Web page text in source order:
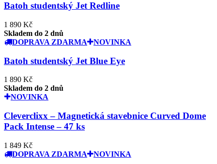
Batoh studentský Jet Redline
1 890 Kč
Skladem do 2 dnů
DOPRAVA ZDARMA
NOVINKA
Batoh studentský Jet Blue Eye
1 890 Kč
Skladem do 2 dnů
NOVINKA
Cleverclixx – Magnetická stavebnice Curved Dome
Pack Intense – 47 ks
1 849 Kč
DOPRAVA ZDARMA
NOVINKA